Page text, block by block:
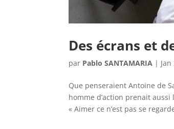
Des écrans et
par Pablo SANTAMARIA | Jan
Que penseraient Antoine de
homme d’action prenait
« Aimer ce n’est pas se